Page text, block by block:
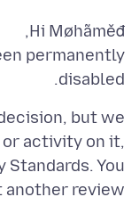
permanently
disabled.
but we
activity on it,
Standards. You
another review.